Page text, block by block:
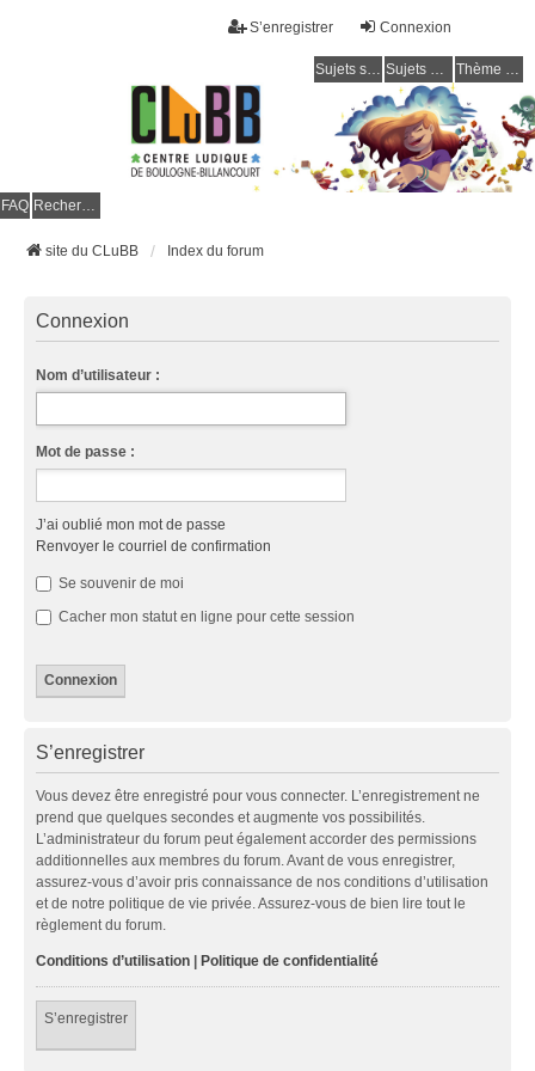
Connexion
S’enregistrer
Sujets sans réponse Sujets actifs Thème clair / foncé
FAQ Rechercher
site du CLuBB Index du forum
Connexion
Nom d’utilisateur :
Mot de passe :
J’ai oublié mon mot de passe
Renvoyer le courriel de confirmation
Se souvenir de moi
Cacher mon statut en ligne pour cette session
S’enregistrer
Vous devez être enregistré pour vous connecter. L’enregistrement ne
prend que quelques secondes et augmente vos possibilités.
L’administrateur du forum peut également accorder des permissions
additionnelles aux membres du forum. Avant de vous enregistrer,
assurez-vous d’avoir pris connaissance de nos conditions d’utilisation
et de notre politique de vie privée. Assurez-vous de bien lire tout le
règlement du forum.
Conditions d’utilisation | Politique de confidentialité
S’enregistrer